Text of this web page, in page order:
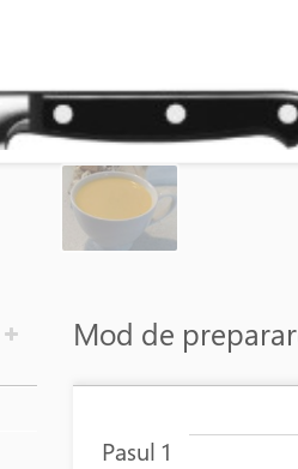
Mod de
Pasul 1